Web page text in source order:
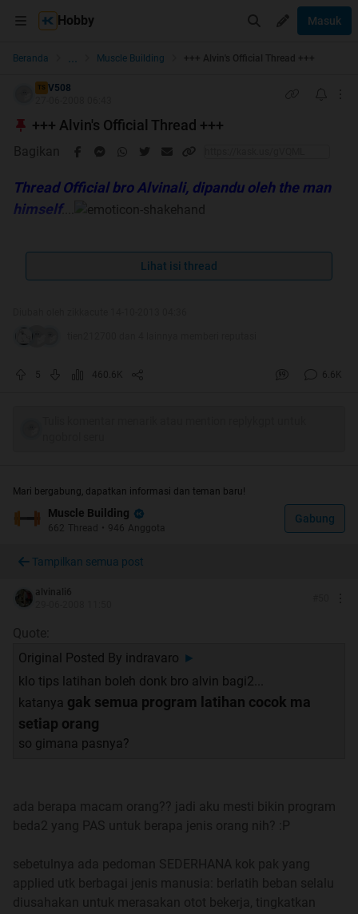
Hobby Masuk
Beranda ... Muscle Building +++ Alvin's Official Thread +++
TS V508
+++ Alvin's Official Thread +++
Bagikan
Thread Official bro Alvinali, dipandu oleh the man
himself....
Silahkan bertanya lsg kepada bro Alvin.
V508.
lanjut sampai 200
anggap aja lagi blajar gratis
kalau jawab pertanyaan yang sama berulang-ulang terus
masih berantakan nih, Kalau ada yang salah mohon
Yang mau tanya baca dulu page2 sebelumnya , sering
Perkenalan Bro Alvin
Multiple Answer
Program Diet dan Pola Makan
Lihat isi thread
5 460.6K 6.6K
Mari bergabung, dapatkan informasi dan teman baru!
Muscle Building
662 Thread • 946 Anggota
Gabung
Tampilkan semua post
alvinali6
Quote:
Original Posted By indravaro ►
klo tips latihan boleh donk bro alvin bagi2...
katanya gak semua program latihan cocok ma
setiap orang
so gimana pasnya?
ada berapa macam orang?? jadi aku mesti bikin program
beda2 yang PAS untuk berapa jenis orang nih? :P
sebetulnya ada pedoman SEDERHANA kok pak yang
applied utk berbagai jenis manusia: berlatih beban selalu
diusahakan untuk merasakan otot bekerja, tingkatkan